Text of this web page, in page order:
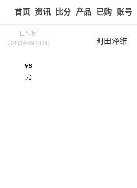
首页 赢家视点赛事比分实战版入口
我的
日皇杯
2015/09/09 18:00
vs
完
町田泽维